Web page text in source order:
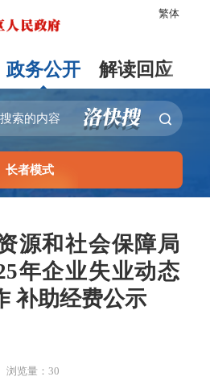
繁体
政务公开 解读回应
长者模式
源和社会保障局
年企业失业动态
补助经费公示
浏览量： 30